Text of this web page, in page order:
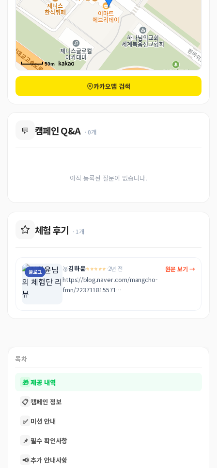
50m
카카오맵 검색
💬 캠페인 Q&A · 0개
아직 등록된 질문이 없습니다.
체험 후기 · 1개
블로그 🥉김하윤⭐⭐⭐⭐⭐·2년 전 원문 보기 →
https://blog.naver.com/mangcho-
fmn/223711815571
목차
🎁 제공 내역
📋 캠페인 정보
✅ 미션 안내
📌 필수 확인사항
📢 추가 안내사항